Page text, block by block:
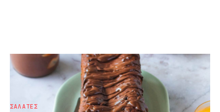
Κέικ πρωτεΐνης με ταχίνι
ΚΕΙΚ
ΣΑΛΑΤΕΣ